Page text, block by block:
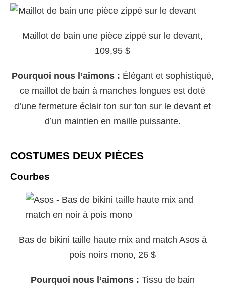
Maillot de bain une pièce zippé sur le devant,
109,95 $
Pourquoi nous l’aimons : Élégant et sophistiqué,
ce maillot de bain à manches longues est doté
d’une fermeture éclair ton sur ton sur le devant et
d’un maintien en maille puissante.
COSTUMES DEUX PIÈCES
Courbes
Bas de bikini taille haute mix and match Asos à
pois noirs mono, 26 $
Pourquoi nous l’aimons : Tissu de bain